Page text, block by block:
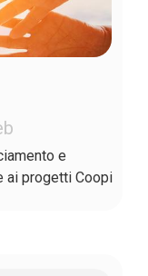
e
ai progetti Coopi